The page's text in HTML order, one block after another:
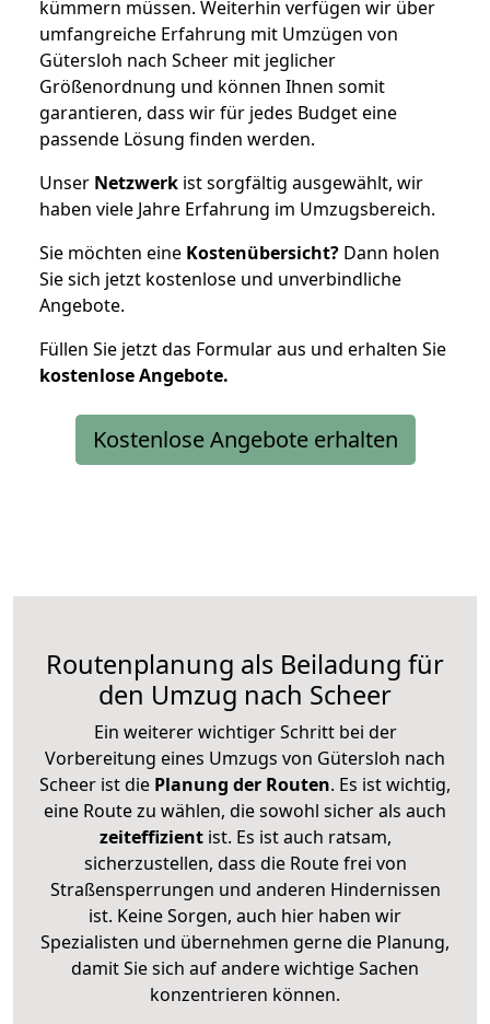
kümmern müssen. Weiterhin verfügen wir über
umfangreiche Erfahrung mit Umzügen von
Gütersloh nach Scheer mit jeglicher
Größenordnung und können Ihnen somit
garantieren, dass wir für jedes Budget eine
passende Lösung finden werden.
Unser Netzwerk ist sorgfältig ausgewählt, wir
haben viele Jahre Erfahrung im Umzugsbereich.
Sie möchten eine Kostenübersicht? Dann holen
Sie sich jetzt kostenlose und unverbindliche
Angebote.
Füllen Sie jetzt das Formular aus und erhalten Sie
kostenloseAngebote.
Kostenlose Angebote erhalten
Routenplanung als Beiladung für
den Umzug nach Scheer
Ein weiterer wichtiger Schritt bei der
Vorbereitung eines Umzugs von Gütersloh nach
Scheer ist die Planung der Routen. Es ist wichtig,
eine Route zu wählen, die sowohl sicher als auch
zeiteffizientist. Es ist auch ratsam,
sicherzustellen, dass die Route frei von
Straßensperrungen und anderen Hindernissen
ist. Keine Sorgen, auch hier haben wir
Spezialisten und übernehmen gerne die Planung,
damit Sie sich auf andere wichtige Sachen
konzentrieren können.